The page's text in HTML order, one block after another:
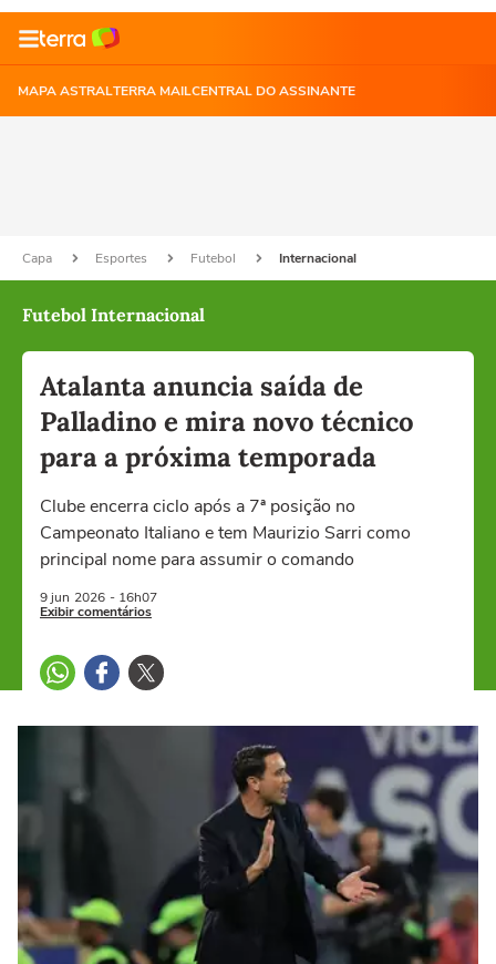
MAPA ASTRALTERRA MAILCENTRAL DO ASSINANTE
Capa Esportes Futebol Internacional
Futebol Internacional
Atalanta anuncia saída de
Palladino e mira novo técnico
para a próxima temporada
Clube encerra ciclo após a 7ª posição no
Campeonato Italiano e tem Maurizio Sarri como
principal nome para assumir o comando
9 jun 2026 - 16h07
Exibir comentários